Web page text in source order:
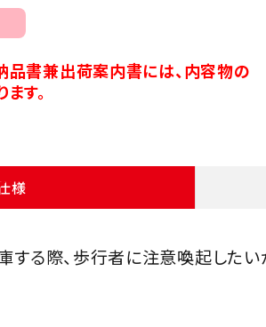
品書兼出荷案内書には、内容物の
す。
様
る際、歩行者に注意喚起した